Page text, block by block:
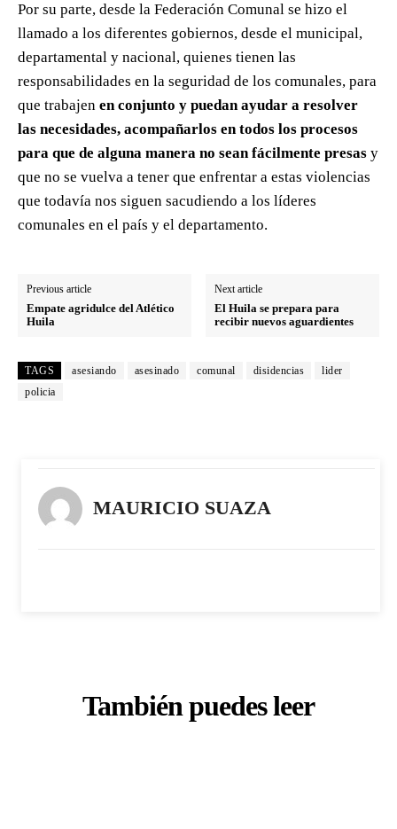
Por su parte, desde la Federación Comunal se hizo el
llamado a los diferentes gobiernos, desde el municipal,
departamental y nacional, quienes tienen las
responsabilidades en la seguridad de los comunales, para
que trabajen en conjunto y puedan ayudar a resolver
las necesidades, acompañarlos en todos los procesos
para que de alguna manera no sean fácilmente presas y
que no se vuelva a tener que enfrentar a estas violencias
que todavía nos siguen sacudiendo a los líderes
comunales en el país y el departamento.
Previous article
Empate agridulce del Atlético
Huila
Next article
El Huila se prepara para
recibir nuevos aguardientes
TAGS asesiando asesinado comunal disidencias
lider
policia
MAURICIO SUAZA
También puedes leer